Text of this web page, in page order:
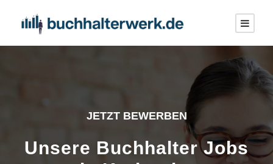
JETZT BEWERBEN
Unsere Buchhalter Jobs